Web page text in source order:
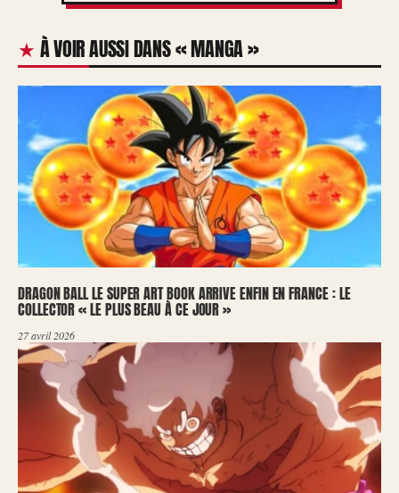
À VOIR AUSSI DANS « MANGA »
DRAGON BALL LE SUPER ART BOOK ARRIVE ENFIN EN FRANCE : LE
COLLECTOR « LE PLUS BEAU À CE JOUR »
27 avril 2026